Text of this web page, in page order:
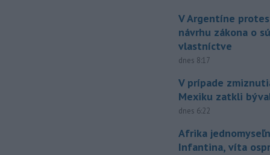
V Argentíne
návrhu zákona o
vlastníctve
dnes 8:17
V prípade
Mexiku zatkli
dnes 6:22
Afrika
Infantina, víta